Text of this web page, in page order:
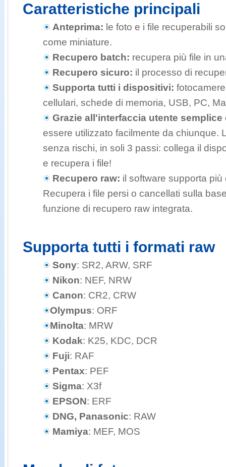
Caratteristiche principali
Anteprima: le foto e i file recuperabili
come miniature.
Recupero batch: recupera più file in
Recupero sicuro: il processo di
Supporta tutti i dispositivi:
cellulari, schede di memoria, USB, PC,
Grazie all'interfaccia utente semplice
essere utilizzato facilmente da chiunque.
senza rischi, in soli 3 passi: collega il
e recupera i file!
Recupero raw: il software supporta
Recupera i file persi o cancellati sulla
funzione di recupero raw integrata.
Supporta tutti i formati raw
Sony: SR2, ARW, SRF
Nikon: NEF, NRW
Canon: CR2, CRW
Olympus: ORF
Minolta: MRW
Kodak: K25, KDC, DCR
Fuji: RAF
Pentax: PEF
Sigma: X3f
EPSON: ERF
DNG, Panasonic: RAW
Mamiya: MEF, MOS